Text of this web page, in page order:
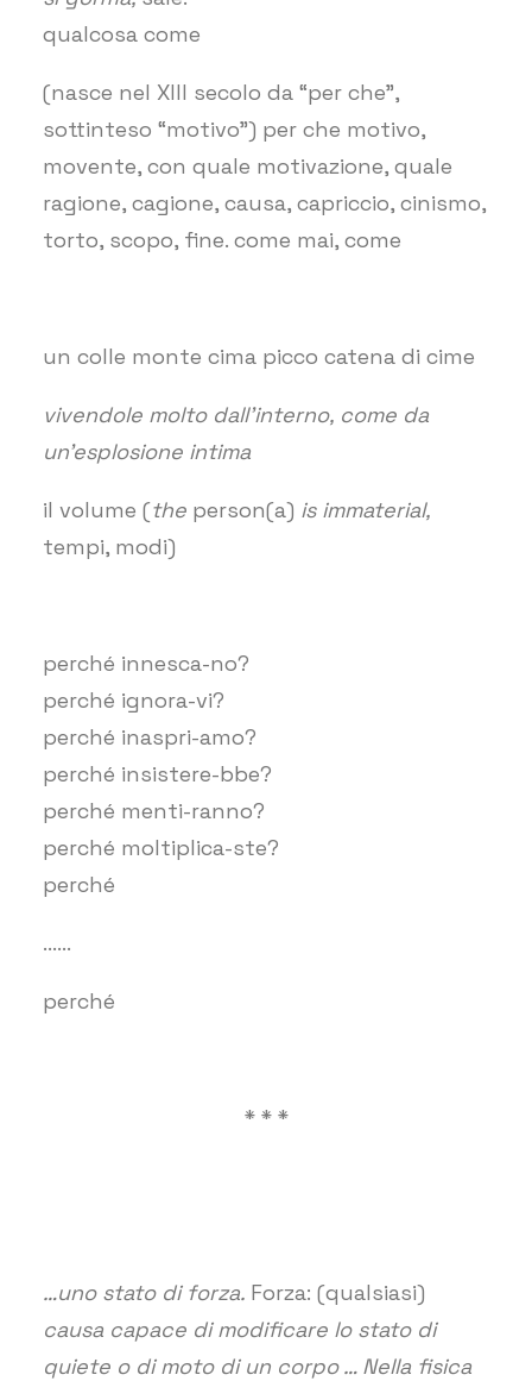
qualcosa come
(nasce nel XIII secolo da “per che”,
sottinteso “motivo”) per che motivo,
movente, con quale motivazione, quale
ragione, cagione, causa, capriccio, cinismo,
torto, scopo, fine. come mai, come
un colle monte cima picco catena di cime
vivendole molto dall’interno, come da
un’esplosione intima
il volume (the person(a) is immaterial,
tempi, modi)
perché innesca-no?
perché ignora-vi?
perché inaspri-amo?
perché insistere-bbe?
perché menti-ranno?
perché moltiplica-ste?
perché
……
perché
* * *
…uno stato di forza. Forza: (qualsiasi)
causa capace di modificare lo stato di
quiete o di moto di un corpo … Nella fisica